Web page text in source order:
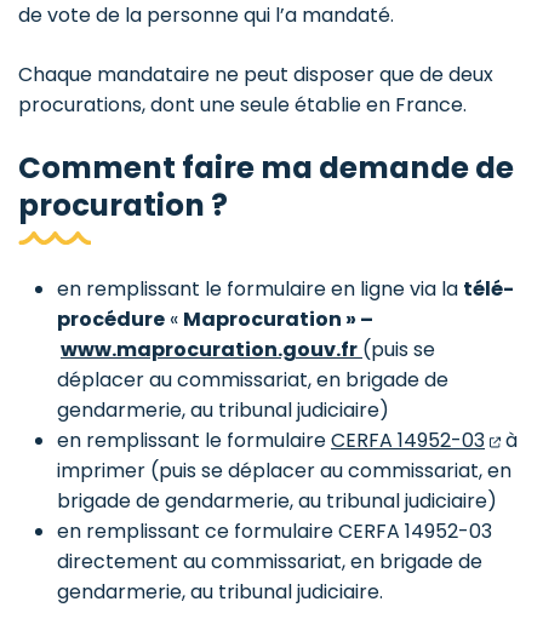
de vote de la personne qui l’a mandaté.
Chaque mandataire ne peut disposer que de deux
procurations, dont une seule établie en France.
Comment faire ma demande de
procuration ?
en remplissant le formulaire en ligne via la télé-
procédure « Maprocuration » –
www.maprocuration.gouv.fr (puis se
déplacer au commissariat, en brigade de
gendarmerie, au tribunal judiciaire)
en remplissant le formulaireCERFA 14952-03 à
imprimer (puis se déplacer au commissariat, en
brigade de gendarmerie, au tribunal judiciaire)
en remplissant ce formulaire CERFA 14952-03
directement au commissariat, en brigade de
gendarmerie, au tribunal judiciaire.